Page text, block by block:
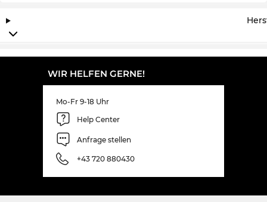
WIR HELFEN GERNE!
Mo-Fr 9-18 Uhr
Help Center
Anfrage stellen
+43 720 880430